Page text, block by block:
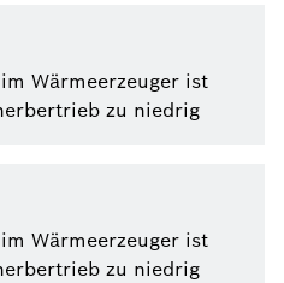
Wärmeerzeuger ist
zu niedrig
Wärmeerzeuger ist
zu niedrig